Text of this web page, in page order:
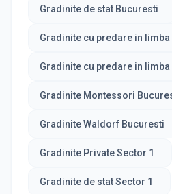
Gradinite de stat Bucuresti
Gradinite cu predare in
Gradinite cu predare in
Gradinite Montessori
Gradinite Waldorf Bucuresti
Gradinite Private Sector 1
Gradinite de stat Sector 1